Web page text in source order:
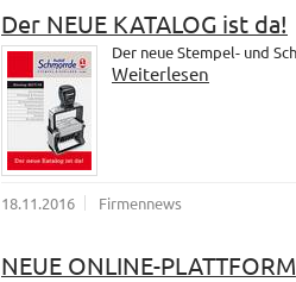
Der NEUE KATALOG ist da!
Der neue Stempel- und
Weiterlesen
18.11.2016 Firmennews
NEUE ONLINE-PLATTFORM